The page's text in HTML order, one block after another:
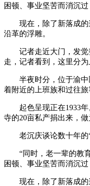
困顿、事业坚苦而消沉
现在，除了新落成的这
沿革的浮雕。
记者走近大门，发觉整
走，记者看到，这里分为
半夜时分，位于渝中区
着附近的上班族和过往旅
起色呈现正在1933年
寺的20亩私产捐出来，
老沉庆谈论数十年的“
“同时，老一辈的教育
困顿、事业坚苦而消沉
现在，除了新落成的这